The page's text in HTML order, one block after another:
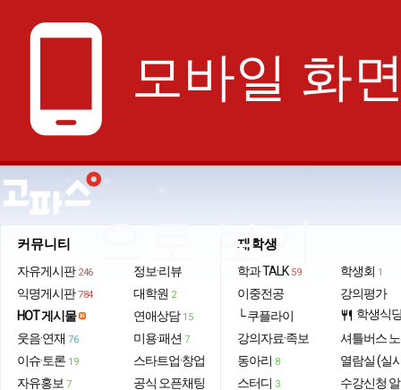
phone_android 모바일 화
으로 보기
커뮤니티
자유게시판 246
익명게시판 784
HOT 게시물
웃음·연재 76
이슈·토론 19
자유홍보 7
정보·리뷰
대학원 2
연애상담 15
미용·패션 7
스타트업·창업
공식 오픈채팅
재학생
학과 TALK 59
이중전공
└ 쿠플라이
강의자료·족보
동아리 8
스터디 3
학생회 1
강의평가
restaurant 학생식
셔틀버스
열람실 (실
수강신청